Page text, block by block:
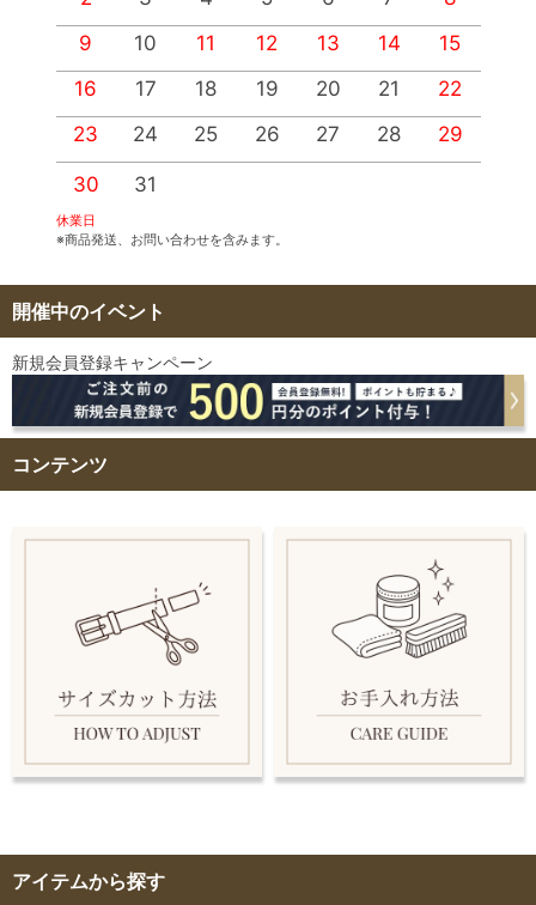
9
10 11 12 13 14
15
16
17 18 19 20 21
22
23
24 25 26 27 28 29
30 31
休業日
※商品発送、お問い合わせを含みます。
開催中のイベント
新規会員登録キャンペーン
コンテンツ
アイテムから探す